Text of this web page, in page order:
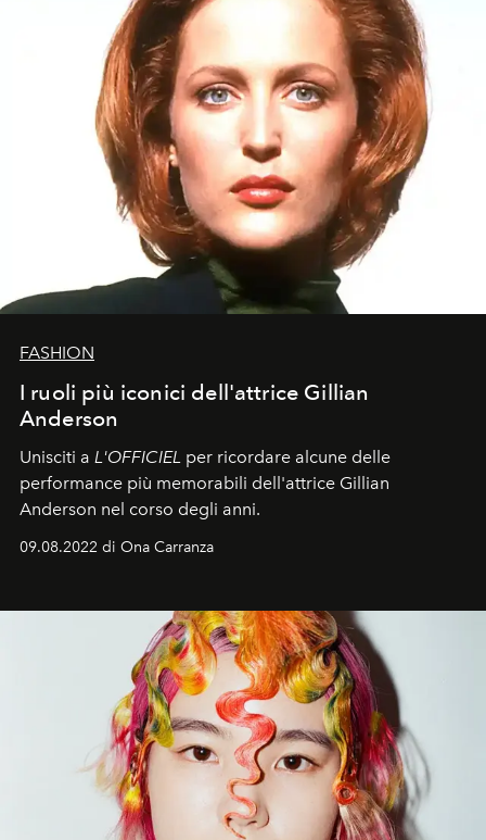
FASHION
I ruoli più iconici dell'attrice Gillian
Anderson
Unisciti a L'OFFICIEL per ricordare alcune delle
performance più memorabili dell'attrice Gillian
Anderson nel corso degli anni.
09.08.2022 di Ona Carranza